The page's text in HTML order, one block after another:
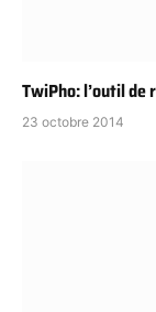
TwiPho: l’outil de
23 octobre 2014